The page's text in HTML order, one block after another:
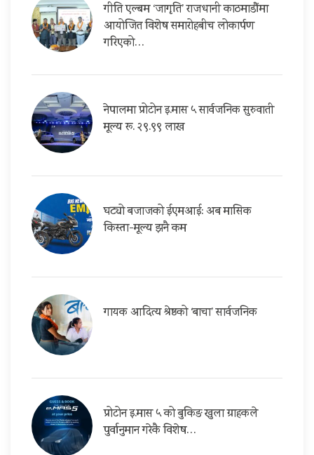
गीति एल्बम ‘जागृति’ राजधानी काठमाडौंमा
आयोजित विशेष समारोहबीच लोकार्पण
गरिएको…
नेपालमा प्रोटोन इ.मास ५ सार्वजनिक सुरुवाती
मूल्य रू. २९.९९ लाख
घट्यो बजाजको ईएमआई: अब मासिक
किस्ता-मूल्य झनै कम
गायक आदित्य श्रेष्ठको ‘बाचा’ सार्वजनिक
प्रोटोन इ.मास ५ को बुकिङ खुला ग्राहकले
पुर्वानुमान गरेकै विशेष…